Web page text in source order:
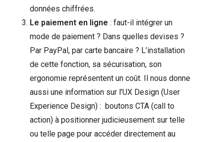
données chiffrées.
Le paiement en ligne : faut-il intégrer un
mode de paiement ? Dans quelles devises ?
Par PayPal, par carte bancaire ? L’installation
de cette fonction, sa sécurisation, son
ergonomie représentent un coût. Il nous donne
aussi une information sur l’UX Design (User
Experience Design) : boutons CTA (call to
action) à positionner judicieusement sur telle
ou telle page pour accéder directement au